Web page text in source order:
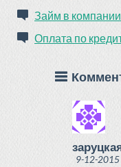
Займ в компании
Оплата по
9-12-2015